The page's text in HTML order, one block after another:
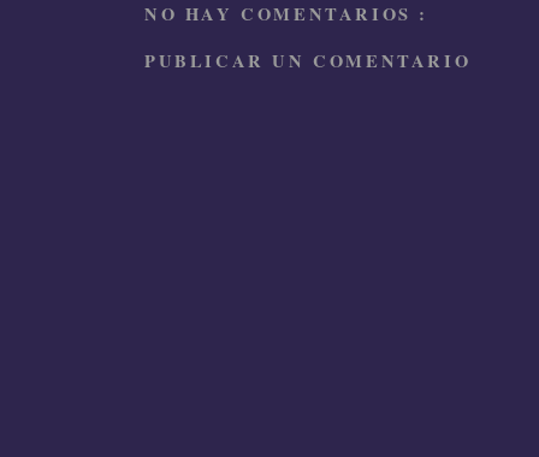
NO HAY COMENTARIOS :
PUBLICAR UN COMENTARIO